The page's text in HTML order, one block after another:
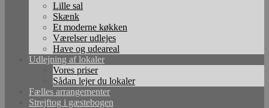
Lille sal
Skænk
Et moderne køkken
Værelser udlejes
Have og udeareal
Udlejning af lokaler
Vores priser
Sådan lejer du lokaler
Fælles arrangementer
Strejftog i gæstebogen